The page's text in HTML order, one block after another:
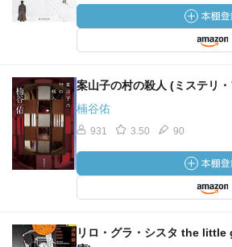
案山子の村の殺人 (ミステリ
楠谷佑
931 3.50 90
リロ・グラ・シスタ the